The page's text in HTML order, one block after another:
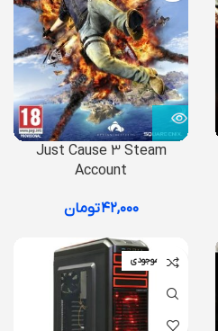
Just Cause 3 Steam
Account
۴۲,۰۰۰تومان
اتمام موجودی